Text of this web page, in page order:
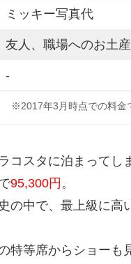
ミッキー写真代
友人、職場へのお土産
-
※2017年3月時点での料金
コスタに泊まってし
95,300円 。
の中で、最上級に高
特等席からショーも